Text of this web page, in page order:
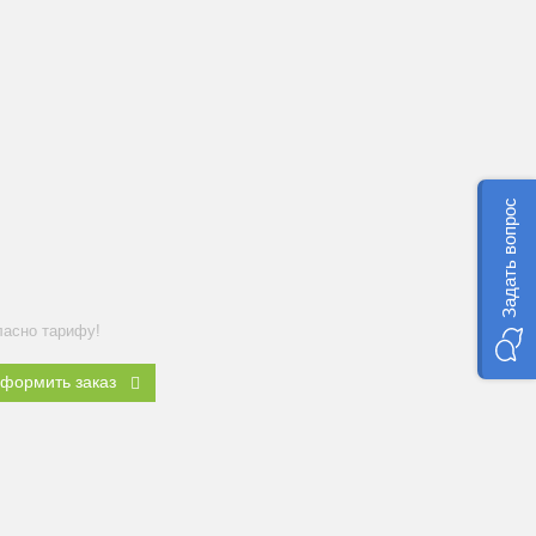
тарифу!
заказ
Задать вопрос